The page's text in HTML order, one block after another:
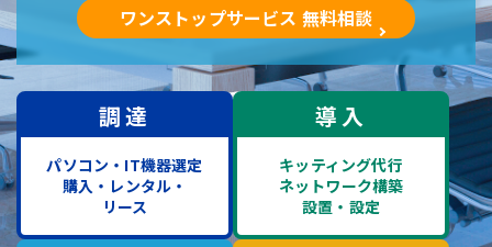
ワンストップサービス 無料相談
調達
パソコン・IT機器選定
購入・レンタル・
リース
導入
キッティング代行
ネットワーク構築
設置・設定